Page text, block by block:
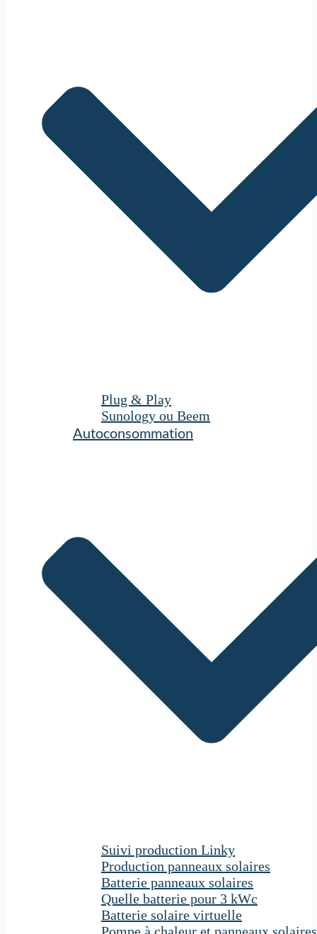
Plug & Play
Sunology ou Beem
Autoconsommation
Suivi production Linky
Production panneaux solaires
Batterie panneaux solaires
Quelle batterie pour 3 kWc
Batterie solaire virtuelle